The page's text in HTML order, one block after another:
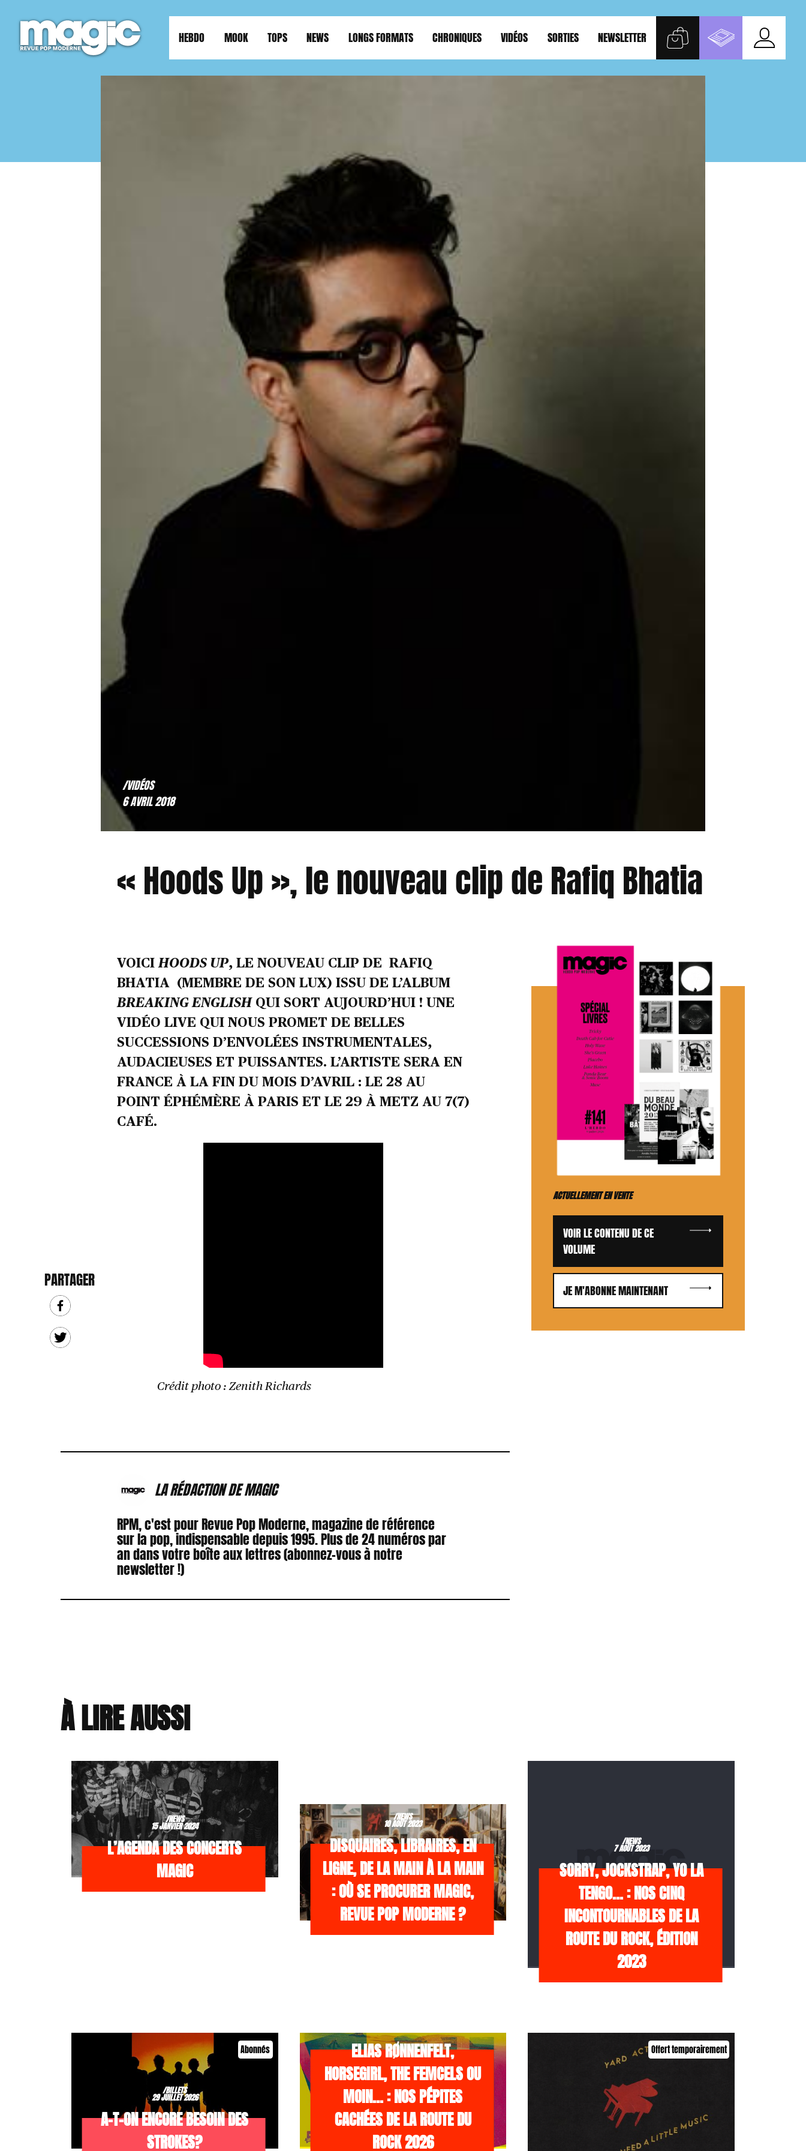
HEBDO MOOK TOPS NEWS LONGS FORMATS CHRONIQUES VIDÉOS SORTIES NEWSLETTER
/VIDÉOS
6 AVRIL 2018
« Hoods Up », le nouveau clip de Rafiq Bhatia
PARTAGER
VOICIHOODS UP, LE NOUVEAU CLIP DE RAFIQ
BHATIA (MEMBRE DE SON LUX) ISSU DE L’ALBUM
BREAKING ENGLISHQUI SORT AUJOURD’HUI ! UNE
VIDÉO LIVE QUI NOUS PROMET DE BELLES
SUCCESSIONS D’ENVOLÉES INSTRUMENTALES,
AUDACIEUSES ET PUISSANTES. L’ARTISTE SERA EN
FRANCE À LA FIN DU MOIS D’AVRIL : LE 28 AU
POINT ÉPHÉMÈRE À PARIS ET LE 29 À METZ AU 7(7)
CAFÉ.
Crédit photo : Zenith Richards
LA RÉDACTION DE MAGIC
RPM, c'est pour Revue Pop Moderne, magazine de référence
sur la pop, indispensable depuis 1995. Plus de 24 numéros par
an dans votre boîte aux lettres (abonnez-vous à notre
newsletter !)
ACTUELLEMENT EN VENTE
VOIR LE CONTENU DE CE
VOLUME
JE M'ABONNE MAINTENANT
À LIRE AUSSI
/NEWS
15 JANVIER 2024
L’AGENDA DES CONCERTS
MAGIC
/NEWS
10 AOÛT 2023
DISQUAIRES, LIBRAIRES, EN
LIGNE, DE LA MAIN À LA MAIN
: OÙ SE PROCURER MAGIC,
REVUE POP MODERNE ?
/NEWS
7 AOÛT 2023
SORRY, JOCKSTRAP, YO LA
TENGO… : NOS CINQ
INCONTOURNABLES DE LA
ROUTE DU ROCK, ÉDITION
2023
Abonnés
/BILLETS
29 JUILLET 2026
A-T-ON ENCORE BESOIN DES
STROKES?
ELIAS RØNNENFELT,
HORSEGIRL, THE FEMCELS OU
MOIN… : NOS PÉPITES
CACHÉES DE LA ROUTE DU
ROCK 2026
Offert temporairement